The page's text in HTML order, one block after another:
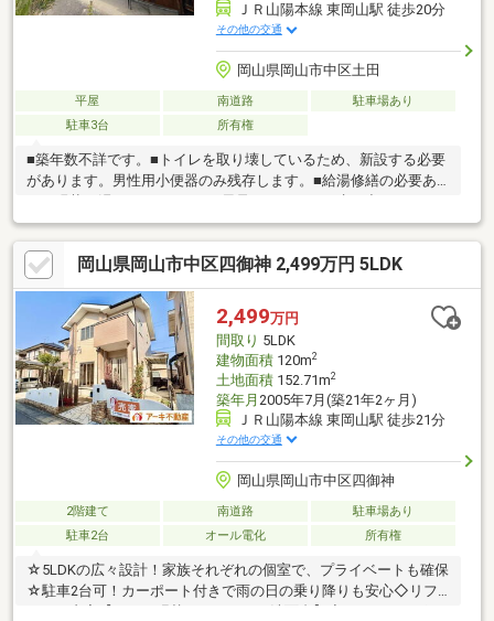
ＪＲ山陽本線 東岡山駅 徒歩20分
その他の交通
岡山県岡山市中区土田
平屋 南道路
駐車場あり
駐車3台
所有権
■築年数不詳です。■トイレを取り壊しているため、新設する必要
があります。男性用小便器のみ残存します。■給湯修繕の必要あ
め、修繕の必要あり。（蛇口は出ます）■門を一部取り壊した
為、駐車場は４台以上可能です。（車種による）■セットバック
が必要です(21.6㎡) ■道路が狭い為、車によっては通行が厳しい
です。■登記上付属建物2件あり■R6、7年にキッチンと屋根の雨漏
り修繕しています。
岡山県岡山市中区四御神 2,499万円 5LDK
2,499万円
間取り 5LDK
建物面積120m2
土地面積152.71m2
築年月 2005年7月(築21年2ヶ月)
ＪＲ山陽本線 東岡山駅 徒歩21分
その他の交通
岡山県岡山市中区四御神
2階建て 南道路
駐車場あり
駐車2台
オール電化 所有権
☆5LDKの広々設計！家族それぞれの個室で、プライベートも確保
☆駐車2台可！カーポート付きで雨の日の乗り降りも安心◇リフ
ォーム内容【クロス張替え・トイレ・洗面台】◇～オススメポイ